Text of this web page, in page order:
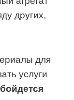
других,
для
услуги